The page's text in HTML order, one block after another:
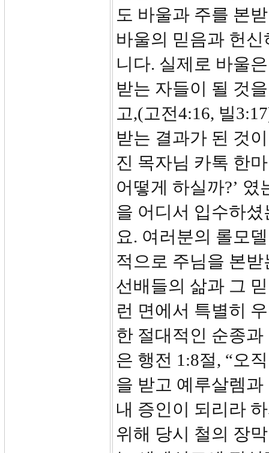
도 바울과 주를 본
바울의 믿음과 헌
니다. 실제로 바울
받는 자들이 될 것
고,(고전4:16, 빌
받는 결과가 된 것
진 목자님 카톡 한
어떻게 하실까?’
을 어디서 입수하셨
요. 여러분의 롤모
적으로 주님을 본
선배들의 삶과 그
런 면에서 특별히
한 절대적인 순종
은 행전 1:8절, “오
을 받고 예루살렘
내 증인이 되리라
위해 당시 철의 장